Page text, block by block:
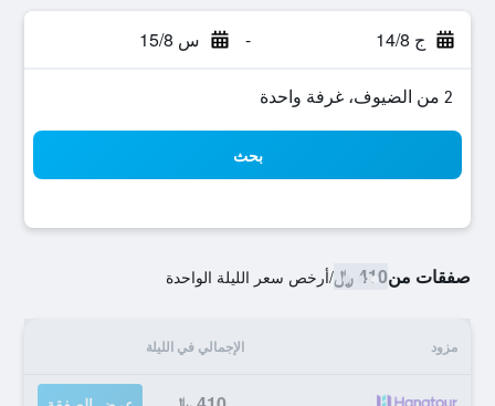
ج 14/8 - س 15/8
2 من الضيوف، غرفة واحدة
بحث
صفقات من410 ﷼ /أرخص سعر الليلة الواحدة
مزود الإجمالي في الليلة